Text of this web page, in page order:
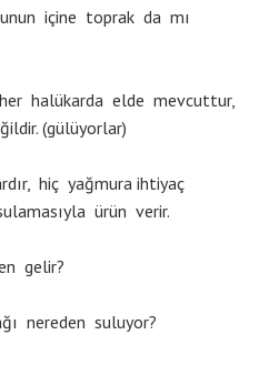
içine toprak da mı
halükarda elde mevcuttur,
(gülüyorlar)
hiç yağmura ihtiyaç
ürün verir.
gelir?
nereden suluyor?